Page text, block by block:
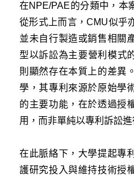
在NPE/PAE的分類中，本
從形式上而言，CMU似乎
並未自行製造或銷售相關
型以訴訟為主要營利模式
則顯然存在本質上的差異
學，其專利來源於原始學
的主要功能，在於透過授
用，而非單純以專利訴訟進
在此脈絡下，大學提起專
護研究投入與維持技術授